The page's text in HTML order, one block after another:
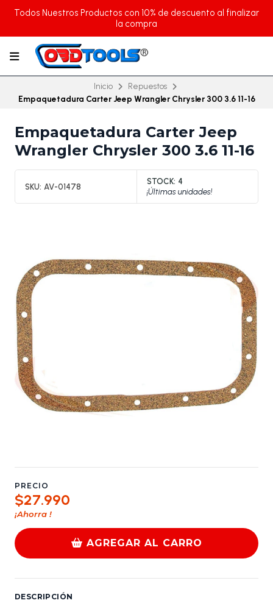
Todos Nuestros Productos con 10% de descuento al finalizar
la compra
Inicio
Repuestos
Empaquetadura Carter Jeep Wrangler Chrysler 300 3.6 11-16
Empaquetadura Carter Jeep
Wrangler Chrysler 300 3.6 11-16
SKU: AV-01478
STOCK: 4
¡Últimas unidades!
PRECIO
$27.990
¡Ahorra !
AGREGAR AL CARRO
DESCRIPCIÓN